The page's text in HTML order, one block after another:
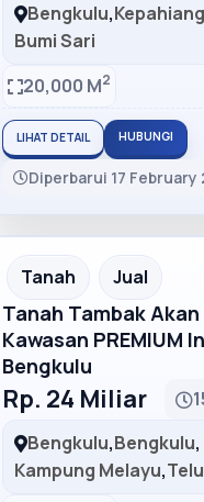
Bengkulu,Kepahiang
Bumi Sari
20,000 M2
LIHAT DETAIL HUBUNGI
Diperbarui 17 February
Recommended
Tanah Jual
Tanah Tambak
Kawasan PREMIUM
Bengkulu
Rp. 24 Miliar
Bengkulu,Bengkulu,
Kampung Melayu,